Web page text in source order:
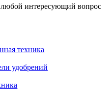
интересующий вопрос
техника
удобрений